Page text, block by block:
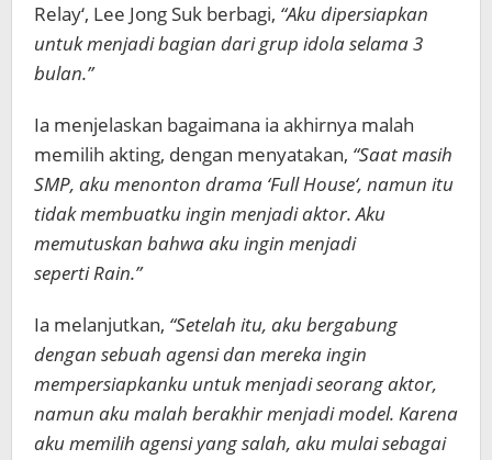
Relay‘, Lee Jong Suk berbagi, “Aku dipersiapkan
untuk menjadi bagian dari grup idola selama 3
bulan.”
Ia menjelaskan bagaimana ia akhirnya malah
memilih akting, dengan menyatakan, “Saat masih
SMP, aku menonton drama ‘Full House‘, namun itu
tidak membuatku ingin menjadi aktor. Aku
memutuskan bahwa aku ingin menjadi
seperti Rain.”
Ia melanjutkan, “Setelah itu, aku bergabung
dengan sebuah agensi dan mereka ingin
mempersiapkanku untuk menjadi seorang aktor,
namun aku malah berakhir menjadi model. Karena
aku memilih agensi yang salah, aku mulai sebagai